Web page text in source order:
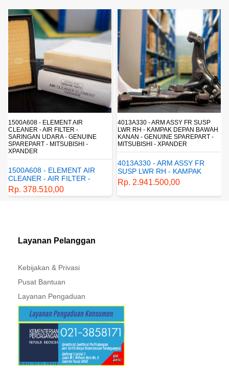
4013A330 - ARM ASSY FR SUSP
LWR RH - KAMPAK DEPAN BAWAH
KANAN - GENUINE SPAREPART -
MITSUBISHI - XPANDER
SUSP LWR RH - KAMPAK
DEPAN BAWAH KANAN -
GENUINE SPAREPART -
MITSUBISHI - XPANDER
Rp. 2.941.500,00
4162A413 - SHOCK ABSORBER RR
SUSP - SUSPENSI BELAKANG -
SHOCKBREAKER BELAKANG -
GENUINE SPAREPART -
MITSUBISHI - XPANDER
4162A413 - SHOCK
ABSORBER RR SUSP -
SUSPENSI BELAKANG -
SHOCKBREAKER BELAKANG
Rp. 1.198.800,00
Layanan Pelanggan
Kebijakan & Privasi
Pusat Bantuan
Layanan Pengaduan